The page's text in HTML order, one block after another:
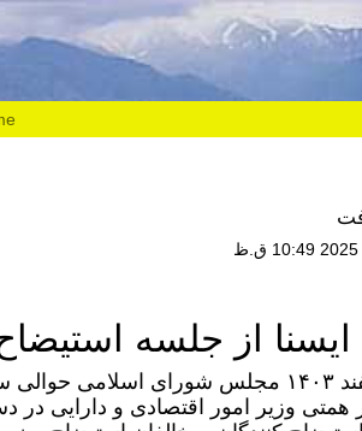
از جلسه
همتی وزیر امور اقتصادی و دارایی